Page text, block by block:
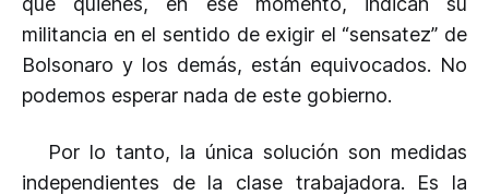
militancia en el sentido de exigir el “sensatez” de
Bolsonaro y los demás, están equivocados. No
podemos esperar nada de este gobierno.
Por lo tanto, la única solución son medidas
independientes de la clase trabajadora. Es la